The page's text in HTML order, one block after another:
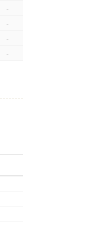
-
-
-
-